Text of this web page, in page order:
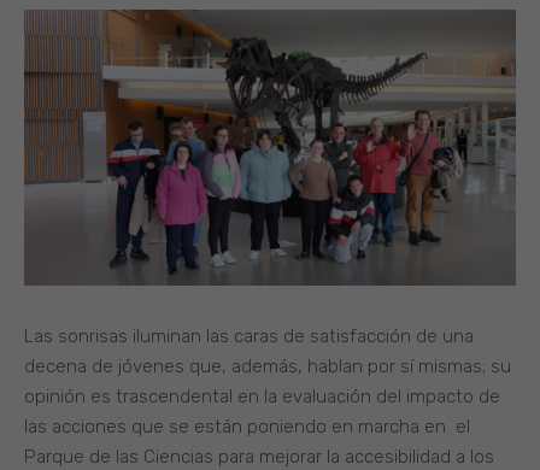
Las sonrisas iluminan las caras de satisfacción de una
decena de jóvenes que, además, hablan por sí mismas; su
opinión es trascendental en la evaluación del impacto de
las acciones que se están poniendo en marcha en el
Parque de las Ciencias para mejorar la accesibilidad a los